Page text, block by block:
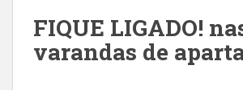
FIQUE LIGADO!
varandas de